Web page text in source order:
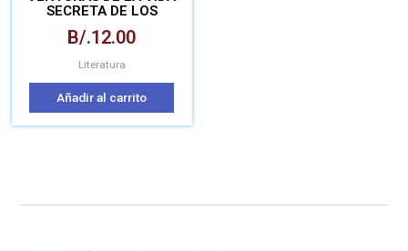
SECRETA DE LOS
B/.12.00
Literatura
Añadir al carrito